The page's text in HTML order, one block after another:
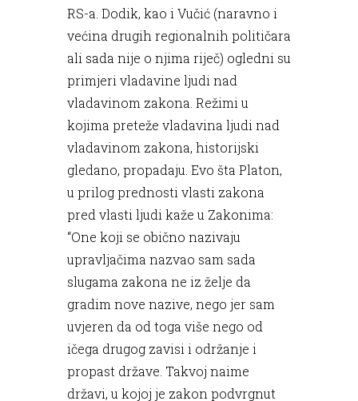
RS-a. Dodik, kao i Vučić (naravno i
većina drugih regionalnih političara
ali sada nije o njima riječ) ogledni su
primjeri vladavine ljudi nad
vladavinom zakona. Režimi u
kojima preteže vladavina ljudi nad
vladavinom zakona, historijski
gledano, propadaju. Evo šta Platon,
u prilog prednosti vlasti zakona
pred vlasti ljudi kaže u Zakonima:
“One koji se obično nazivaju
upravljačima nazvao sam sada
slugama zakona ne iz želje da
gradim nove nazive, nego jer sam
uvjeren da od toga više nego od
ičega drugog zavisi i održanje i
propast države. Takvoj naime
državi, u kojoj je zakon podvrgnut